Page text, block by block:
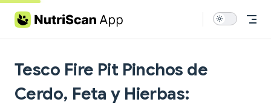
Skip to content
Tesco Fire Pit Pinchos de
Cerdo, Feta y Hierbas: